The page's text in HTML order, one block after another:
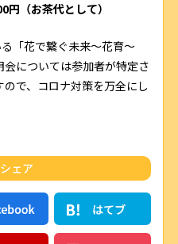
（お茶代として）
「花で繋ぐ未来～花育～
については参加者が特定さ
で、コロナ対策を万全にし
ェア